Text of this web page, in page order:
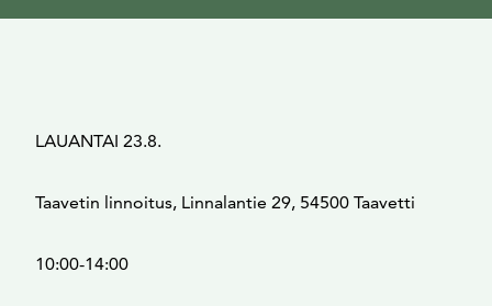
LAUANTAI 23.8.
Taavetin linnoitus, Linnalantie 29, 54500 Taavetti
10:00-14:00